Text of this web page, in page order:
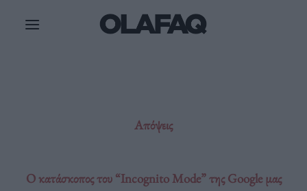
Απόψεις
O κατάσκοπος του “Incognito Mode” της Google μας